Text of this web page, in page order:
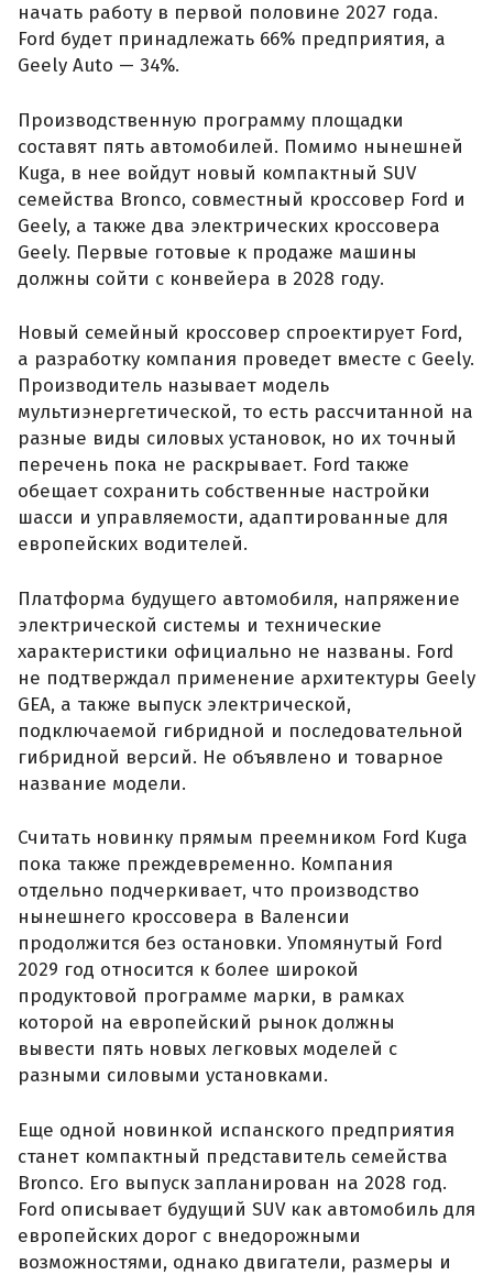
начать работу в первой половине 2027 года.
Ford будет принадлежать 66% предприятия, а
Geely Auto — 34%.
Производственную программу площадки
составят пять автомобилей. Помимо нынешней
Kuga, в нее войдут новый компактный SUV
семейства Bronco, совместный кроссовер Ford и
Geely, а также два электрических кроссовера
Geely. Первые готовые к продаже машины
должны сойти с конвейера в 2028 году.
Новый семейный кроссовер спроектирует Ford,
а разработку компания проведет вместе с Geely.
Производитель называет модель
мультиэнергетической, то есть рассчитанной на
разные виды силовых установок, но их точный
перечень пока не раскрывает. Ford также
обещает сохранить собственные настройки
шасси и управляемости, адаптированные для
европейских водителей.
Платформа будущего автомобиля, напряжение
электрической системы и технические
характеристики официально не названы. Ford
не подтверждал применение архитектуры Geely
GEA, а также выпуск электрической,
подключаемой гибридной и последовательной
гибридной версий. Не объявлено и товарное
название модели.
Считать новинку прямым преемником Ford Kuga
пока также преждевременно. Компания
отдельно подчеркивает, что производство
нынешнего кроссовера в Валенсии
продолжится без остановки. Упомянутый Ford
2029 год относится к более широкой
продуктовой программе марки, в рамках
которой на европейский рынок должны
вывести пять новых легковых моделей с
разными силовыми установками.
Еще одной новинкой испанского предприятия
станет компактный представитель семейства
Bronco. Его выпуск запланирован на 2028 год.
Ford описывает будущий SUV как автомобиль для
европейских дорог с внедорожными
возможностями, однако двигатели, размеры и